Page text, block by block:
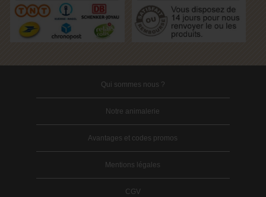
Qui sommes nous ?
Notre animalerie
Avantages et codes promos
Mentions légales
CGV